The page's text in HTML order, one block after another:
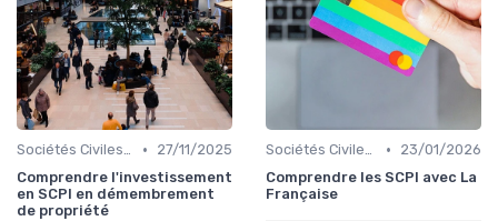
Sociétés Civiles de Placement Immobilier (SCPI) •
27/11/2025
Comprendre l'investissement
en SCPI en démembrement
de propriété
Sociétés Civiles de Placement Immobilier (SCPI) •
23/01/2026
Comprendre les SCPI avec La
Française